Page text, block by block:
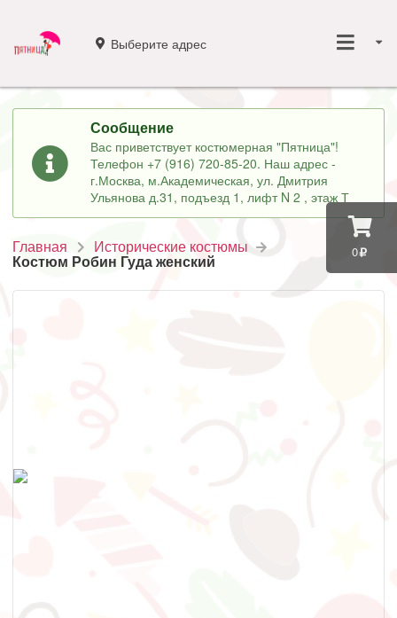
0
Выберите адрес
Сообщение
Вас приветствует костюмерная "Пятница"!
Телефон +7 (916) 720-85-20. Наш адрес -
г.Москва, м.Академическая, ул. Дмитрия
Ульянова д.31, подъезд 1, лифт N 2 , этаж Т
Главная Исторические костюмы
Костюм Робин Гуда женский